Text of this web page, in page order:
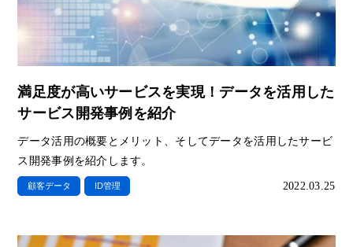
満足度が高いサービスを実現！データを活用した
サービス開発事例を紹介
データ活用の概要とメリット、そしてデータを活用したサービ
ス開発事例を紹介します。
顧客データ ID管理 2022.03.25